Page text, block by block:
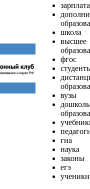
зарплата
школа
высшее
фгос
вузы
гиа
наука
законы
егэ